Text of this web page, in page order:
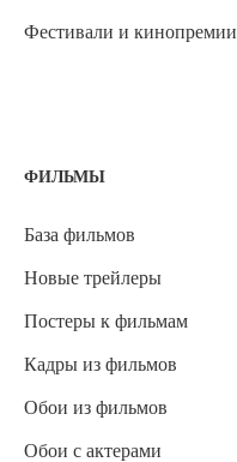
Фестивали и кинопремии
ФИЛЬМЫ
База фильмов
Новые трейлеры
Постеры к фильмам
Кадры из фильмов
Обои из фильмов
Обои с актерами